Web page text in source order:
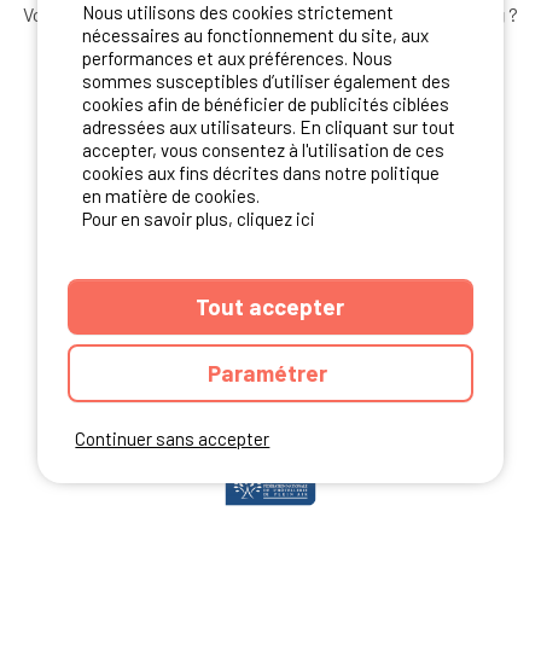
Vous souhaitez bénéficier desmeilleures offres camping ?
Abonnez-vous à la newsletterdès aujourd'hui
S'ABONNER
NOS PARTENAIRES
Continuer sans accepter
Nous utilisons des cookies strictement
nécessaires au fonctionnement du site, aux
performances et aux préférences. Nous
sommes susceptibles d’utiliser également des
cookies afin de bénéficier de publicités ciblées
adressées aux utilisateurs. En cliquant sur tout
accepter, vous consentez à l'utilisation de ces
cookies aux fins décrites dans notre politique
en matière de cookies.
Pour en savoir plus, cliquez ici
Tout accepter
Paramétrer